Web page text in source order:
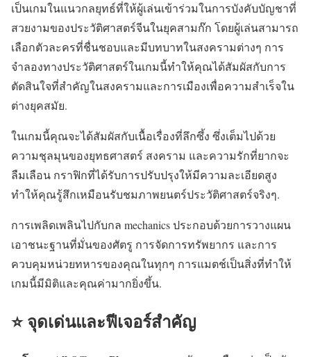
เป็นเกมในแนวกลยุทธ์ที่ให้ผู้เล่นเข้าร่วมในการบังคับบัญชาที่
สวยงามของประวัติศาสตร์จีนในยุคสามก๊ก โดยผู้เล่นสามารถ
เลือกตัวละครที่ชื่นชอบและมีบทบาทในสงครามต่างๆ การ
จำลองทางประวัติศาสตร์ในเกมนี้ทำให้คุณได้สัมผัสกับการ
ตัดสินใจที่สำคัญในสงครามและการเมืองเพื่อความสำเร็จใน
ต่างยุคสมัย.
ในเกมนี้คุณจะได้สัมผัสกับเนื้อเรื่องที่ลึกซึ้ง ซึ่งเต็มไปด้วย
ความชุลมุนของยุทธศาสตร์ สงคราม และความรักที่ยากจะ
ลืมเลือน กราฟิกที่ได้รับการปรับปรุงให้มีความละเอียดสูง
ทำให้คุณรู้สึกเหมือนรับชมภาพยนตร์ประวัติศาสตร์จริงๆ.
การเพลิดเพลินไปกับกล mechanics ประกอบด้วยการวางแผน
เอาชนะฐานที่มั่นของศัตรู การจัดการทรัพยากร และการ
ควบคุมหน่วยทหารของคุณในทุกๆ การแมตช์เป็นสิ่งที่ทำให้
เกมนี้มีมิติและคุณค่ามากยิ่งขึ้น.
⭐ จุดเด่นและฟีเจอร์สำคัญ